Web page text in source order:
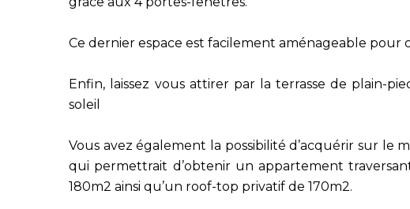
Ce dernier espace est facilement aménageable pour
Enfin, laissez vous attirer par la terrasse de plain-
soleil
Vous avez également la possibilité d’acquérir sur le
qui permettrait d’obtenir un appartement
180m2 ainsi qu’un roof-top privatif de 170m2.